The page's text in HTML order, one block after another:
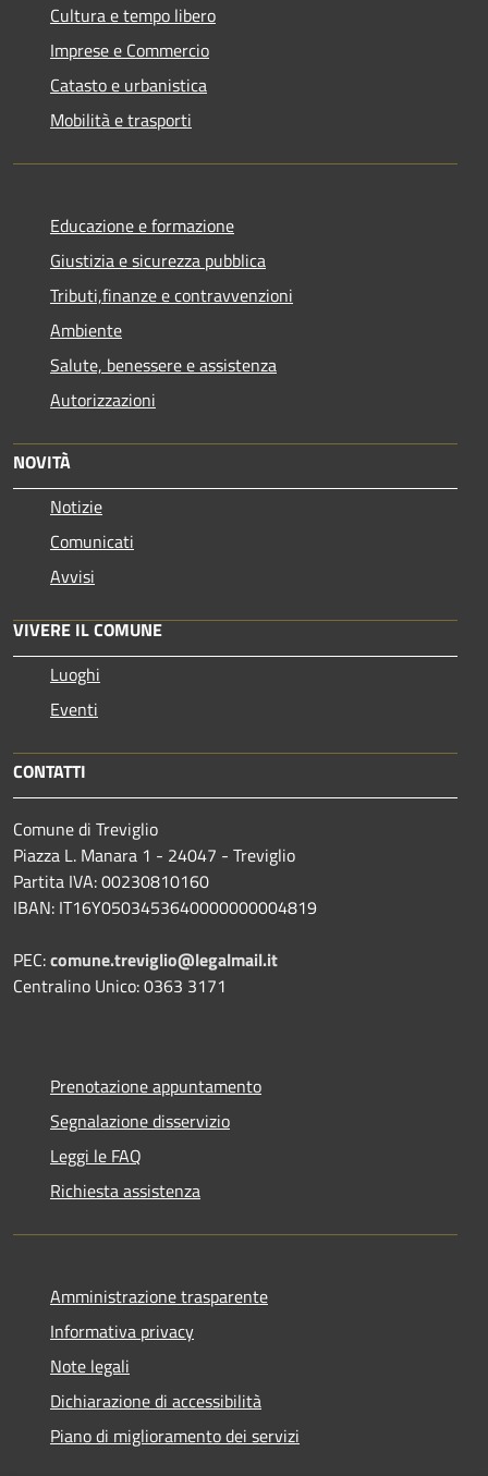
Cultura e tempo libero
Imprese e Commercio
Catasto e urbanistica
Mobilità e trasporti
Educazione e formazione
Giustizia e sicurezza pubblica
Tributi,finanze e contravvenzioni
Ambiente
Salute, benessere e assistenza
Autorizzazioni
NOVITÀ
Notizie
Comunicati
Avvisi
VIVERE IL COMUNE
Luoghi
Eventi
CONTATTI
Comune di Treviglio
Piazza L. Manara 1 - 24047 - Treviglio
Partita IVA: 00230810160
IBAN: IT16Y0503453640000000004819
PEC:comune.treviglio@legalmail.it
Centralino Unico: 0363 3171
Prenotazione appuntamento
Segnalazione disservizio
Leggi le FAQ
Richiesta assistenza
Amministrazione trasparente
Informativa privacy
Note legali
Dichiarazione di accessibilità
Piano di miglioramento dei servizi